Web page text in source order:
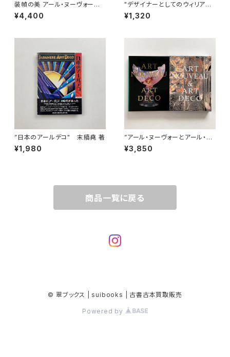
装幀の美 アール・ヌーヴォーと
アール・デコ | アラステール・ダ
ンカン, ジョルジュ・ド・バルタ著
¥4,400
"デザイナーとしてのウィリアム・
モリス" レイ・ワトキンソン 著 /
羽生正気, 羽生清 訳
¥1,320
”日本のアールデコ" 末續堯 著
¥1,980
”アール・ヌーヴォーとアール・デ
コ 甦る黄金時代" 千足伸行 監
修
¥3,850
商品一覧に戻る
© 翠ブックス | suibooks | 古書古本買取販売
Powered by